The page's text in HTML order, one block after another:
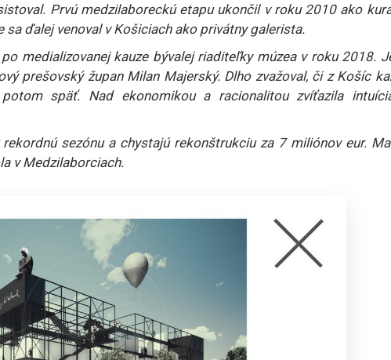
Prvú medzilaboreckú etapu ukončil v roku 2010 ako
sa ďalej venoval v Košiciach ako privátny galerista.
medializovanej kauze bývalej riaditeľky múzea v roku 2018.
prešovský župan Milan Majerský. Dlho zvažoval, či z Košíc
späť. Nad ekonomikou a racionalitou zvíťazila
sezónu a chystajú rekonštrukciu za 7 miliónov eur.
v Medzilaborciach.